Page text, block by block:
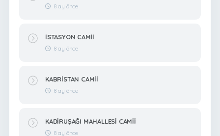
8 ay önce
İSTASYON CAMİİ
8 ay önce
KABRİSTAN CAMİİ
8 ay önce
KADİRUŞAĞI MAHALLESİ CAMİİ
8 ay önce